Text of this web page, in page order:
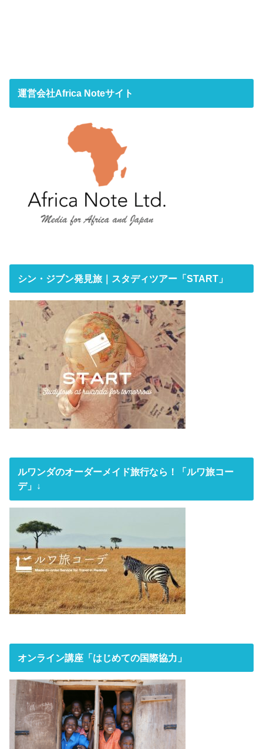
運営会社Africa Noteサイト
シン・ジブン発見旅｜スタディツアー「START」
ルワンダのオーダーメイド旅行なら！「ルワ旅コー
デ」↓
オンライン講座「はじめての国際協力」